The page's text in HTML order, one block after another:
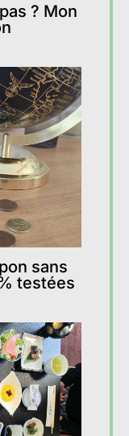
? Mon
sans
testées